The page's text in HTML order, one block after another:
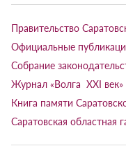
Правительство
Официальные
Собрание
Журнал «Волга XXI век»
Книга памяти
Саратовская областная